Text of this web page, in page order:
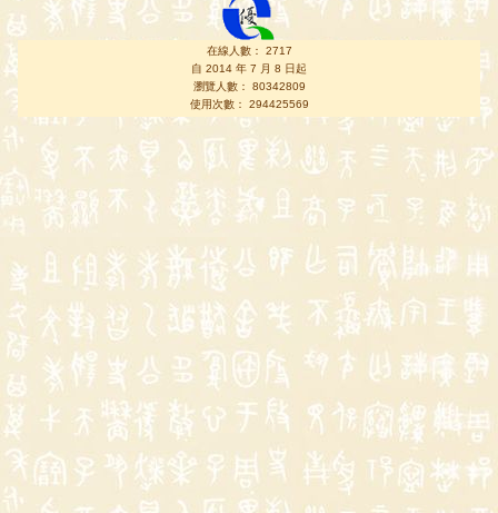
在線人數： 2717
自 2014 年 7 月 8 日起
瀏覽人數： 80342809
使用次數： 294425569